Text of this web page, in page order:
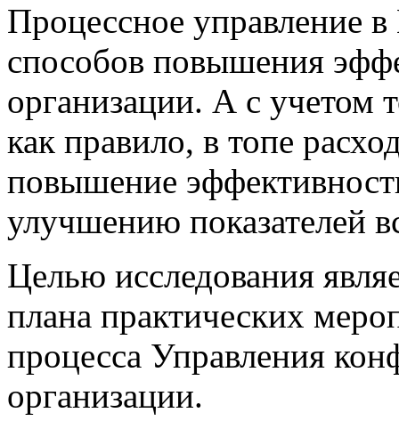
Процессное управление
способов повышения
организации. А с учетом
как правило, в топе
повышение
улучшению показателей
Целью исследования
плана практических
процесса Управления
организации.